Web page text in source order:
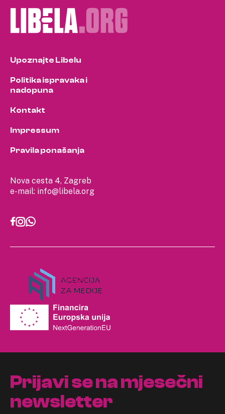
Nova cesta 4, Zagreb
e-mail: info@libela.org
Upoznajte Libelu
Politika ispravaka i
nadopuna
Kontakt
Impressum
Pravila ponašanja
Prijavi se na mjesečni
newsletter